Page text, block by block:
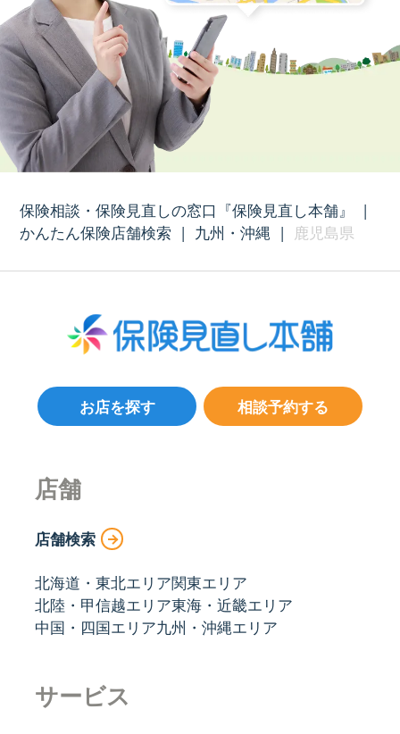
保険相談・保険見直しの窓口『保険見直し本舗』
|
かんたん保険店舗検索 | 九州・沖縄 | 鹿児島県
相談予約する
お店を探す
店舗
店舗検索
北海道・東北エリア関東エリア
北陸・甲信越エリア東海・近畿エリア
中国・四国エリア九州・沖縄エリア
サービス